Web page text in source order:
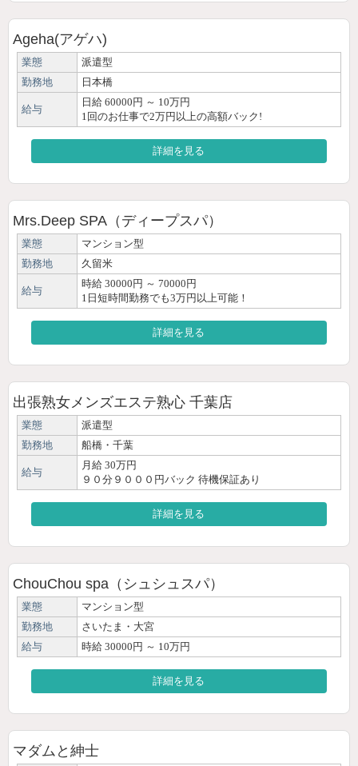
Ageha(アゲハ)
業態
派遣型
勤務地
日本橋
給与
日給 60000円 ～ 10万円
1回のお仕事で2万円以上の高額バック!
詳細を見る
Mrs.Deep SPA（ディープスパ）
業態
マンション型
勤務地
久留米
給与
時給 30000円 ～ 70000円
1日短時間勤務でも3万円以上可能！
詳細を見る
出張熟女メンズエステ熟心 千葉店
業態
派遣型
勤務地
船橋・千葉
給与
月給 30万円
９０分９０００円バック 待機保証あり
詳細を見る
ChouChou spa（シュシュスパ）
業態
マンション型
勤務地
さいたま・大宮
給与
時給 30000円 ～ 10万円
詳細を見る
マダムと紳士